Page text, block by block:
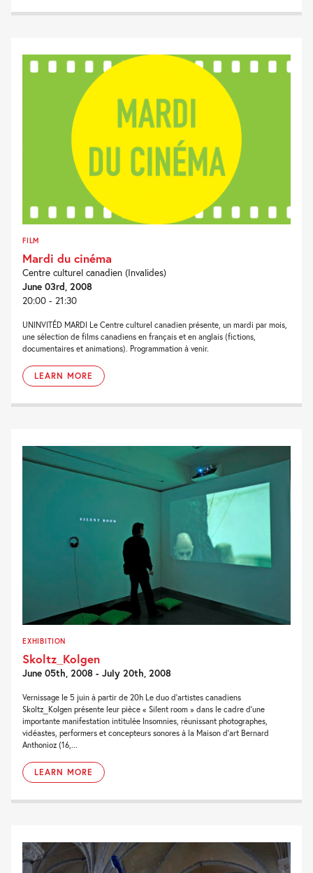
FILM
Mardi du cinéma
Centre culturel canadien (Invalides)
June 03rd, 2008
20:00 - 21:30
UNINVITÉD MARDI Le Centre culturel canadien présente, un mardi par mois,
une sélection de films canadiens en français et en anglais (fictions,
documentaires et animations). Programmation à venir.
LEARN MORE
EXHIBITION
Skoltz_Kolgen
June 05th, 2008 - July 20th, 2008
Vernissage le 5 juin à partir de 20h Le duo d’artistes canadiens
Skoltz_Kolgen présente leur pièce « Silent room » dans le cadre d’une
importante manifestation intitulée Insomnies, réunissant photographes,
vidéastes, performers et concepteurs sonores à la Maison d’art Bernard
Anthonioz (16,...
LEARN MORE